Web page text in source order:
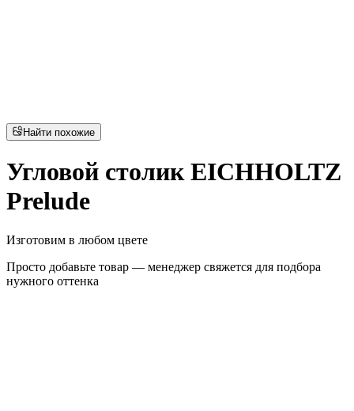
Найти похожие
Угловой столик EICHHOLTZ
Prelude
Изготовим в любом цвете
Просто добавьте товар — менеджер свяжется для подбора
нужного оттенка